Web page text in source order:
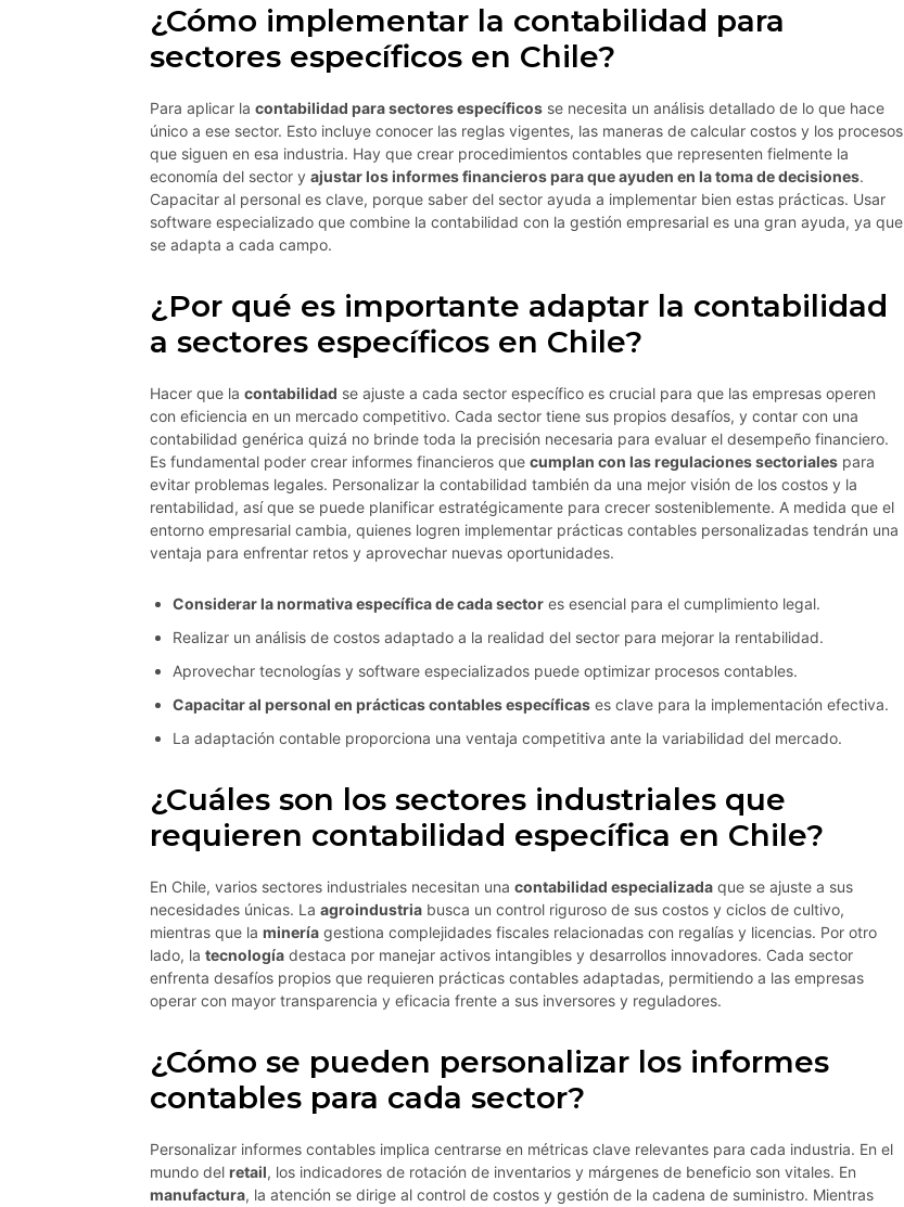
¿Cómo implementar la contabilidad para
sectores específicos en Chile?
Para aplicar la contabilidad para sectores específicos se necesita un análisis detallado de lo que hace
único a ese sector. Esto incluye conocer las reglas vigentes, las maneras de calcular costos y los procesos
que siguen en esa industria. Hay que crear procedimientos contables que representen fielmente la
economía del sector y ajustar los informes financieros para que ayuden en la toma de decisiones.
Capacitar al personal es clave, porque saber del sector ayuda a implementar bien estas prácticas. Usar
software especializado que combine la contabilidad con la gestión empresarial es una gran ayuda, ya que
se adapta a cada campo.
¿Por qué es importante adaptar la contabilidad
a sectores específicos en Chile?
Hacer que la contabilidad se ajuste a cada sector específico es crucial para que las empresas operen
con eficiencia en un mercado competitivo. Cada sector tiene sus propios desafíos, y contar con una
contabilidad genérica quizá no brinde toda la precisión necesaria para evaluar el desempeño financiero.
Es fundamental poder crear informes financieros que cumplan con las regulaciones sectoriales para
evitar problemas legales. Personalizar la contabilidad también da una mejor visión de los costos y la
rentabilidad, así que se puede planificar estratégicamente para crecer sosteniblemente. A medida que el
entorno empresarial cambia, quienes logren implementar prácticas contables personalizadas tendrán una
ventaja para enfrentar retos y aprovechar nuevas oportunidades.
Considerar la normativa específica de cada sector es esencial para el cumplimiento legal.
Realizar un análisis de costos adaptado a la realidad del sector para mejorar la rentabilidad.
Aprovechar tecnologías y software especializados puede optimizar procesos contables.
Capacitar al personal en prácticas contables específicas es clave para la implementación efectiva.
La adaptación contable proporciona una ventaja competitiva ante la variabilidad del mercado.
¿Cuáles son los sectores industriales que
requieren contabilidad específica en Chile?
En Chile, varios sectores industriales necesitan una contabilidad especializada que se ajuste a sus
necesidades únicas. La agroindustria busca un control riguroso de sus costos y ciclos de cultivo,
mientras que la minería gestiona complejidades fiscales relacionadas con regalías y licencias. Por otro
lado, la tecnología destaca por manejar activos intangibles y desarrollos innovadores. Cada sector
enfrenta desafíos propios que requieren prácticas contables adaptadas, permitiendo a las empresas
operar con mayor transparencia y eficacia frente a sus inversores y reguladores.
¿Cómo se pueden personalizar los informes
contables para cada sector?
Personalizar informes contables implica centrarse en métricas clave relevantes para cada industria. En el
mundo del retail, los indicadores de rotación de inventarios y márgenes de beneficio son vitales. En
manufactura, la atención se dirige al control de costos y gestión de la cadena de suministro. Mientras